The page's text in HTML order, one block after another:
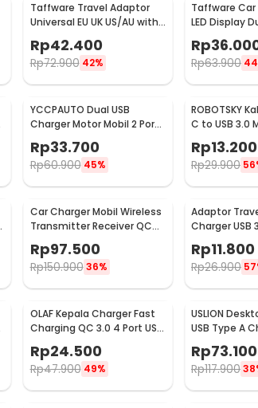
Taffware Travel Adaptor
Universal EU UK US/AU with
Rp42.400
Rp72.900 42%
Taffware Car
LED Display
Cigarette
Rp
Rp63.900
YCCPAUTO Dual USB
Charger Motor Mobil 2 Port
DC 12-24V 3.1A 1 PCS - CJ-
L040
Rp33.700
Rp60.900 45%
ROBOTSKY
C to USB 3.0
Data Cable
Rp13.200
Rp29.900
Car Charger Mobil Wireless
Transmitter Receiver QC
Rp97.500
Rp150.900 36%
Adaptor
Charger USB
3.1A - EKA
Rp11.800
Rp26.900
OLAF Kepala Charger Fast
Charging QC 3.0 4 Port USB
Rp24.500
Rp47.900 49%
USLION
USB Type A
Station Dock
US04
Rp73.100
Rp117.900